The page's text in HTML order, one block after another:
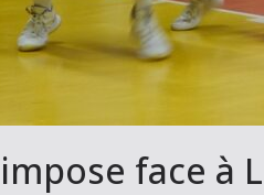
face à